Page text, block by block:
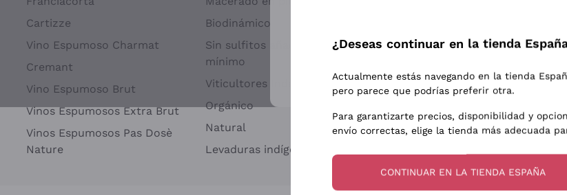
Cartizze
Vino Espumoso Charmat
Cremant
Vino Espumoso Brut
Vinos Espumosos Extra Brut
Vinos Espumosos Pas Dosè
Nature
Biodinámico
Sin sulfitos añadidos o
mínimo
Viticultores Independientes
Orgánico
Natural
Levaduras indígenas
Biondi Santi
Argiolas
Zenato
Ca' dei Frati
Suscribirme
Para más información, lee nuestraPolítica de privacidad
¿Deseas continuar en la tienda
Actualmente estás navegando en la tienda
pero parece que podrías preferir otra.
Para garantizarte precios, disponibilidad y
envío correctas, elige la tienda más adecuada
CONTINUAR EN LA TIENDA ESPAÑA